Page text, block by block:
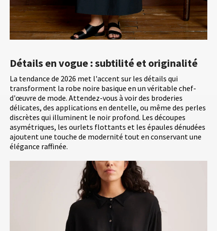
Détails en vogue : subtilité et originalité
La tendance de 2026 met l'accent sur les détails qui
transforment la robe noire basique en un véritable chef-
d'œuvre de mode. Attendez-vous à voir des broderies
délicates, des applications en dentelle, ou même des perles
discrètes qui illuminent le noir profond. Les découpes
asymétriques, les ourlets flottants et les épaules dénudées
ajoutent une touche de modernité tout en conservant une
élégance raffinée.